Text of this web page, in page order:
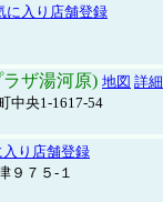
に入り店舗登録
ザ湯河原) 地図 詳細
中央1-1617-54
入り店舗登録
９７５-１